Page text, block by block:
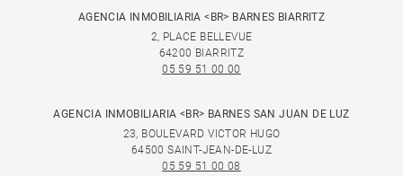
AGENCIA INMOBILIARIA <BR> BARNES BIARRITZ
2, PLACE BELLEVUE
64200 BIARRITZ
05 59 51 00 00
AGENCIA INMOBILIARIA <BR> BARNES SAN JUAN DE LUZ
23, BOULEVARD VICTOR HUGO
64500 SAINT-JEAN-DE-LUZ
05 59 51 00 08